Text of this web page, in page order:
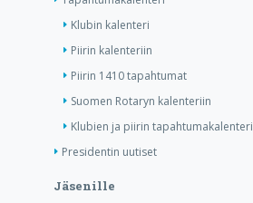
Klubin kalenteri
Piirin kalenteriin
Piirin 1410 tapahtumat
Suomen Rotaryn kalenteriin
Klubien ja piirin tapahtumakalenteri
Presidentin uutiset
Jäsenille